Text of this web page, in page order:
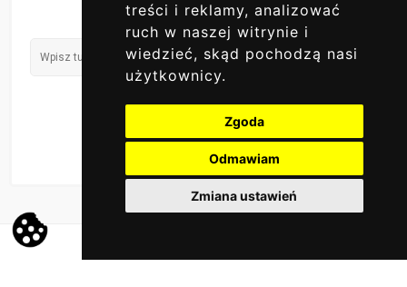
treści i reklamy, analizować
ruch w naszej witrynie i
wiedzieć, skąd pochodzą nasi
użytkownicy.
Zgoda
Odmawiam
Zmiana ustawień